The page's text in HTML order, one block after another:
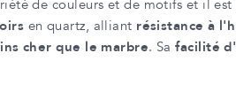
de couleurs et de motifs et il
en quartz, alliant résistance à
cher que le marbre. Safacilité